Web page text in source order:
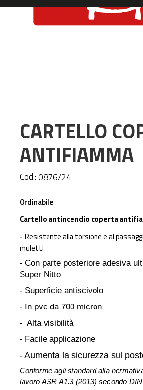
CARTELLO
ANTIFIAMMA
Cod.:0876/24
Ordinabile
Cartello antincendio coperta
-Resistente alla torsione e al
muletti
- Con parte posteriore adesiva
Super Nitto
- Superficie antiscivolo
- In pvc da 700 micron
- Alta visibilità
- Facile applicazione
- Aumenta la sicurezza sul
Conforme agli standard alla
lavoro ASR A1.3 (2013) secondo